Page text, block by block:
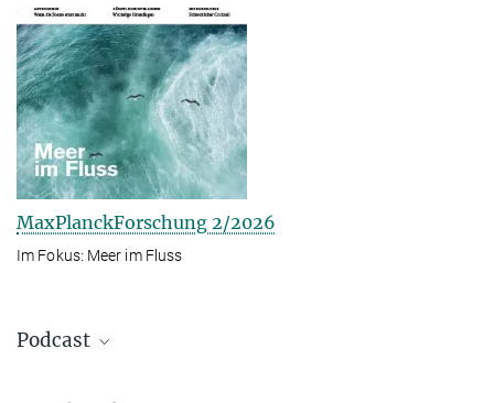
MaxPlanckForschung 2/2026
Im Fokus: Meer im Fluss
Podcast